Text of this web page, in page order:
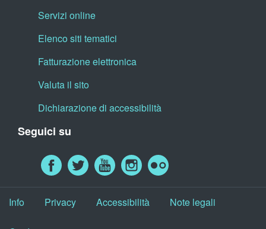
Servizi online
Elenco siti tematici
Fatturazione elettronica
Valuta il sito
Dichiarazione di accessibilità
Seguici su
Info Privacy Accessibilità Note legali